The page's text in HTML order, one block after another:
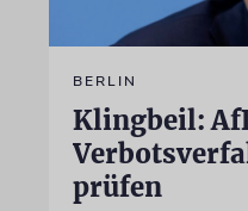
BERLIN
Klingbeil:
prüfen